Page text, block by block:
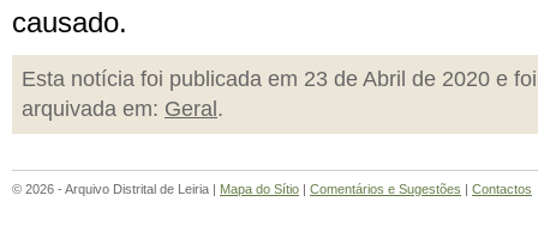
causado.
Esta notícia foi publicada em 23 de Abril de 2020 e foi
arquivada em: Geral .
© 2026 - Arquivo Distrital de Leiria | Mapa do Sítio | Comentários e Sugestões | Contactos